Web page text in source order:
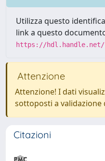
Utilizza questo
link a questo
https://hdl.handle.net/
Attenzione
Attenzione! I dati
sottoposti a validazione
Citazioni